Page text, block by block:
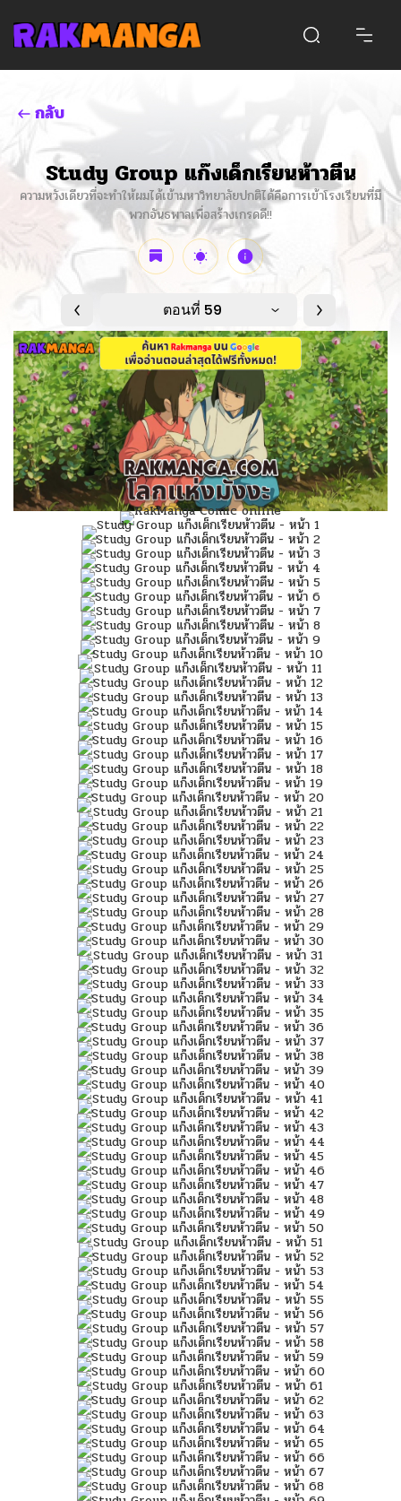
กลับ
Study Group แก๊งเด็กเรียนห้าวตีน
ความหวังเดียวที่จะทำให้ผมได้เข้ามหาวิทยาลัยปกติได้คือการเข้าโรงเรียนที่มี
พวกอันธพาลเพื่อสร้างเกรดดี!!
ตอนที่ 59